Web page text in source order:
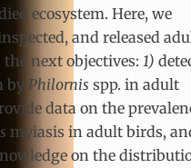
ecosystem. Here, we
and released
next objectives: 1)
by Philornis spp. in adult
data on the
myiasis in adult birds,
on the